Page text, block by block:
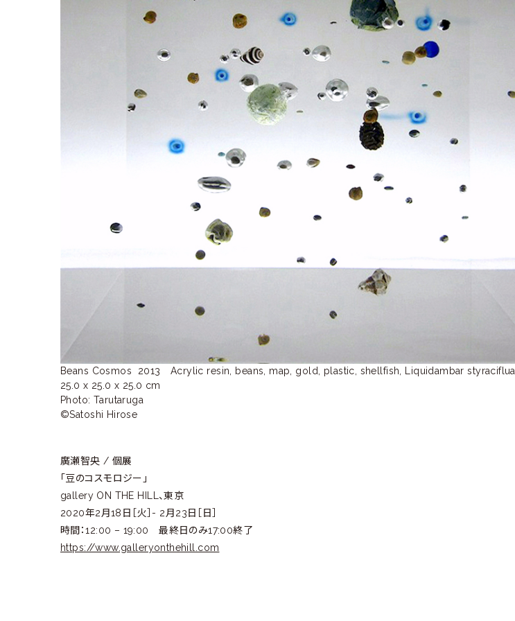
Beans Cosmos  2013　Acrylic resin, beans, map, gold, plastic, shellfish, Liquidambar styraciflua
25.0 x 25.0 x 25.0 cm
Photo: Tarutaruga
©Satoshi Hirose
廣瀬智央 / 個展
「豆のコスモロジー」
gallery ON THE HILL、東京
2020年2月18日［火］- 2月23日［日］
時間：12:00 – 19:00 最終日のみ17:00終了
https://www.galleryonthehill.com